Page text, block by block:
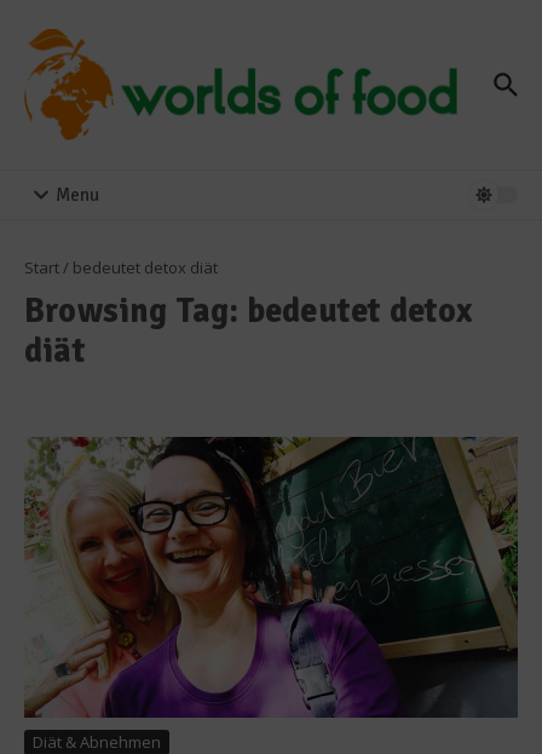
Menu
Start/ bedeutet detox diät
Browsing Tag: bedeutet detox
diät
Diät & Abnehmen